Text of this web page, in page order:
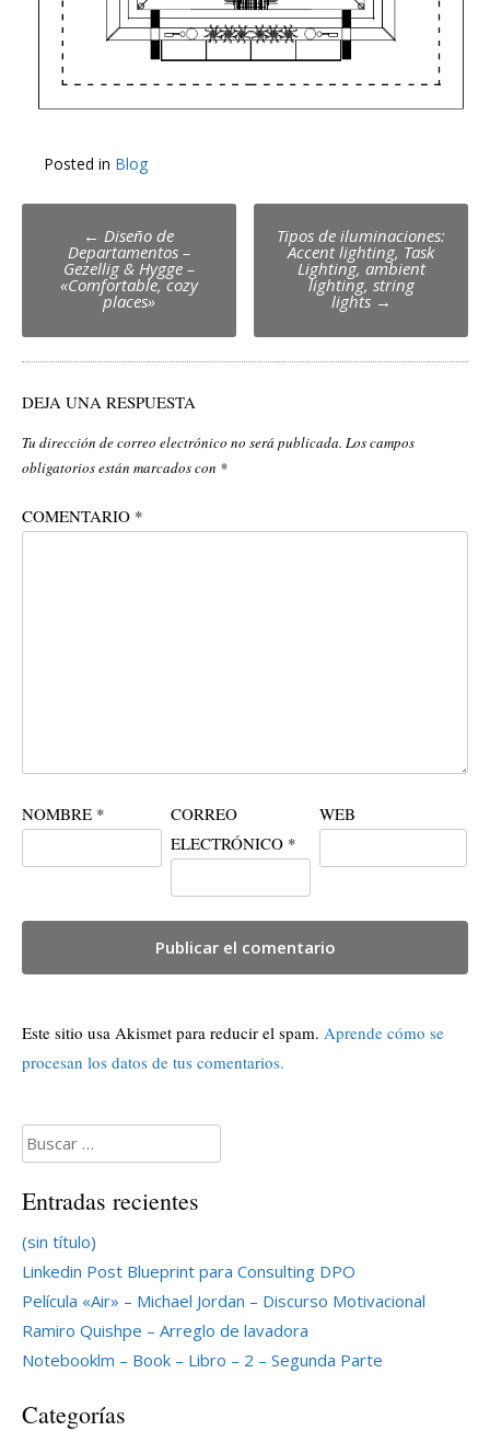
Posted in Blog
Post
navigation
← Diseño de
Departamentos –
Gezellig & Hygge –
«Comfortable, cozy
places»
Tipos de iluminaciones:
Accent lighting, Task
Lighting, ambient
lighting, string
lights →
DEJA UNA RESPUESTA
Tu dirección de correo electrónico no será publicada. Los campos
obligatorios están marcados con *
COMENTARIO *
NOMBRE *
CORREO
ELECTRÓNICO *
WEB
Este sitio usa Akismet para reducir el spam. Aprende cómo se
procesan los datos de tus comentarios.
Buscar:
Entradas recientes
(sin título)
Linkedin Post Blueprint para Consulting DPO
Película «Air» – Michael Jordan – Discurso Motivacional
Ramiro Quishpe – Arreglo de lavadora
Notebooklm – Book – Libro – 2 – Segunda Parte
Categorías